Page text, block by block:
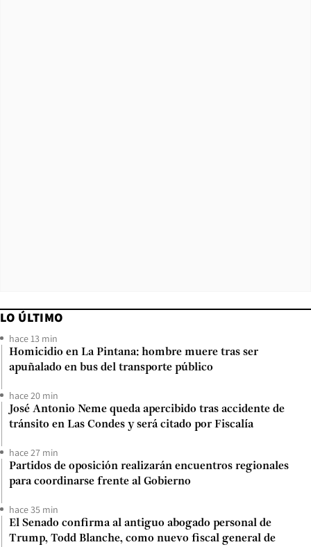
LO ÚLTIMO
hace 13 min
Homicidio en La Pintana: hombre muere tras ser
apuñalado en bus del transporte público
hace 20 min
José Antonio Neme queda apercibido tras accidente de
tránsito en Las Condes y será citado por Fiscalía
hace 27 min
Partidos de oposición realizarán encuentros regionales
para coordinarse frente al Gobierno
hace 35 min
El Senado confirma al antiguo abogado personal de
Trump, Todd Blanche, como nuevo fiscal general de